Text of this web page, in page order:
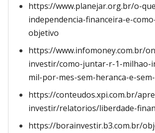
https://www.planejar.org.br/o-
independencia-financeira-e-
objetivo
https://www.infomoney.com.br/
investir/como-juntar-r-1-milhao-
mil-por-mes-sem-heranca-e-
https://conteudos.xpi.com.br/
investir/relatorios/liberdade-
https://borainvestir.b3.com.br/